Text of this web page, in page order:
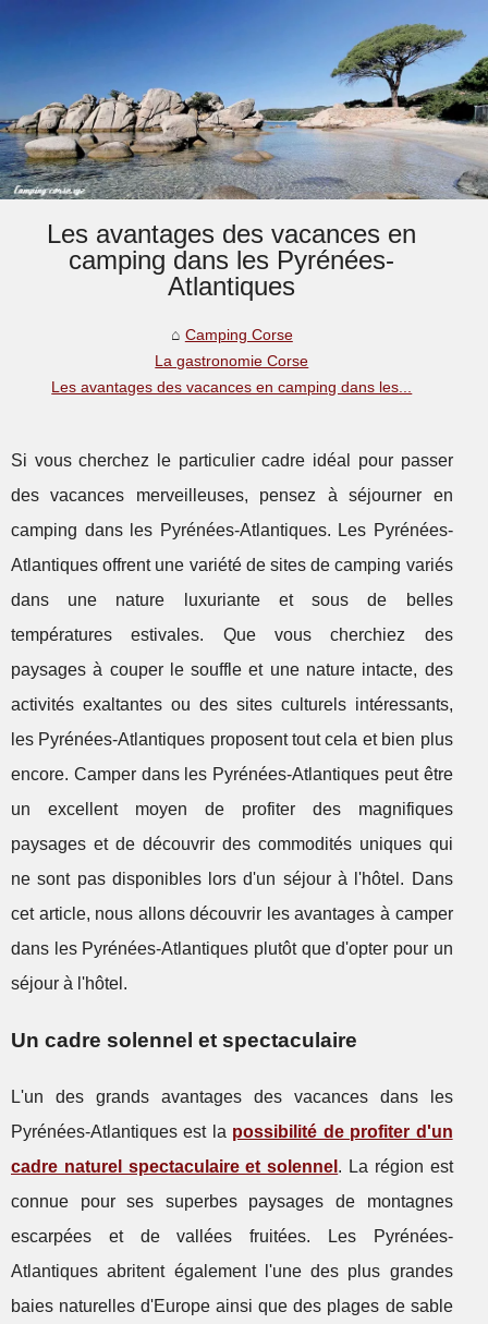
Les avantages des vacances en
camping dans les Pyrénées-
Atlantiques
Camping Corse
La gastronomie Corse
Les avantages des vacances en camping dans les...
Si vous cherchez le particulier cadre idéal pour passer
des vacances merveilleuses, pensez à séjourner en
camping dans les Pyrénées-Atlantiques. Les Pyrénées-
Atlantiques offrent une variété de sites de camping variés
dans une nature luxuriante et sous de belles
températures estivales. Que vous cherchiez des
paysages à couper le souffle et une nature intacte, des
activités exaltantes ou des sites culturels intéressants,
les Pyrénées-Atlantiques proposent tout cela et bien plus
encore. Camper dans les Pyrénées-Atlantiques peut être
un excellent moyen de profiter des magnifiques
paysages et de découvrir des commodités uniques qui
ne sont pas disponibles lors d'un séjour à l'hôtel. Dans
cet article, nous allons découvrir les avantages à camper
dans les Pyrénées-Atlantiques plutôt que d'opter pour un
séjour à l'hôtel.
Un cadre solennel et spectaculaire
L'un des grands avantages des vacances dans les
Pyrénées-Atlantiques est la possibilité de profiter d'un
cadre naturel spectaculaire et solennel . La région est
connue pour ses superbes paysages de montagnes
escarpées et de vallées fruitées. Les Pyrénées-
Atlantiques abritent également l'une des plus grandes
baies naturelles d'Europe ainsi que des plages de sable